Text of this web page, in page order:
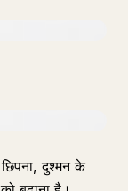
दुश्मन के